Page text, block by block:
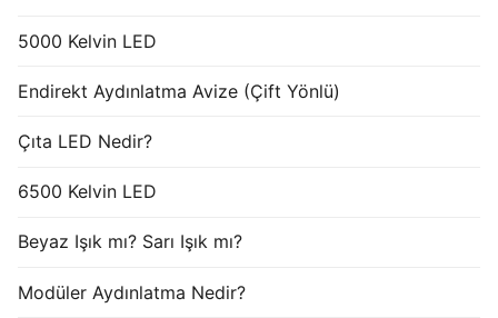
5000 Kelvin LED
Endirekt Aydınlatma Avize (Çift Yönlü)
Çıta LED Nedir?
6500 Kelvin LED
Beyaz Işık mı? Sarı Işık mı?
Modüler Aydınlatma Nedir?